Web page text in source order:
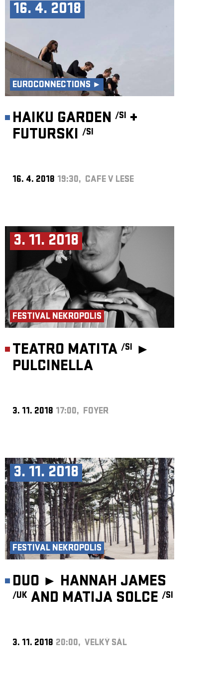
16. 4. 2018
EUROCONNECTIONS ►
HAIKU GARDEN /SI +
FUTURSKI /SI
16. 4. 2018 19:30, CAFE V LESE
3. 11. 2018
FESTIVAL NEKROPOLIS
TEATRO MATITA /SI ►
PULCINELLA
3. 11. 2018 17:00, FOYER
3. 11. 2018
FESTIVAL NEKROPOLIS
DUO ► HANNAH JAMES
/UK AND MATIJA SOLCE /SI
3. 11. 2018 20:00, VELKÝ SÁL